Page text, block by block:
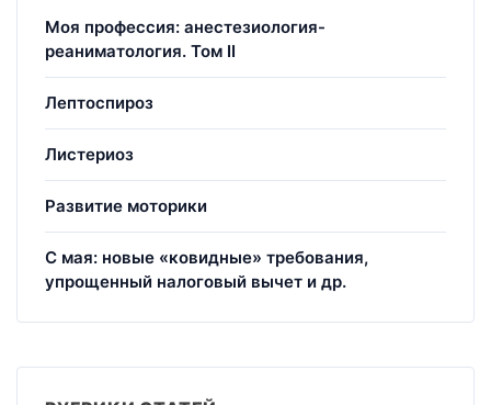
Моя профессия: анестезиология-
реаниматология. Том II
Лептоспироз
Листериоз
Развитие моторики
С мая: новые «ковидные» требования,
упрощенный налоговый вычет и др.